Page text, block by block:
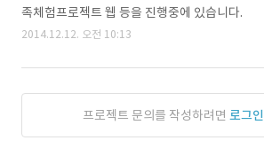
족체험프로젝트 웹 등을 진행중에 있습니다.
2014.12.12. 오전 10:13
프로젝트 문의를 작성하려면 로그인